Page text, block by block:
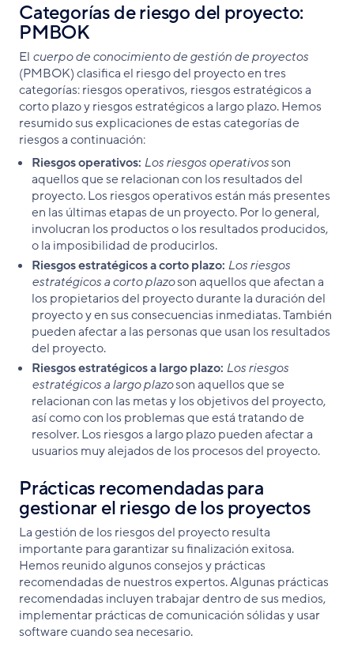
Categorías de riesgo del proyecto:
PMBOK
El cuerpo de conocimiento de gestión de proyectos
(PMBOK) clasifica el riesgo del proyecto en tres
categorías: riesgos operativos, riesgos estratégicos a
corto plazo y riesgos estratégicos a largo plazo. Hemos
resumido sus explicaciones de estas categorías de
riesgos a continuación:
Riesgos operativos: Los riesgos operativosson
aquellos que se relacionan con los resultados del
proyecto. Los riesgos operativos están más presentes
en las últimas etapas de un proyecto. Por lo general,
involucran los productos o los resultados producidos,
o la imposibilidad de producirlos.
Riesgos estratégicos a corto plazo: Los riesgos
estratégicos a corto plazoson aquellos que afectan a
los propietarios del proyecto durante la duración del
proyecto y en sus consecuencias inmediatas. También
pueden afectar a las personas que usan los resultados
del proyecto.
Riesgos estratégicos a largo plazo: Los riesgos
estratégicos a largo plazoson aquellos que se
relacionan con las metas y los objetivos del proyecto,
así como con los problemas que está tratando de
resolver. Los riesgos a largo plazo pueden afectar a
usuarios muy alejados de los procesos del proyecto.
Prácticas recomendadas para
gestionar el riesgo de los proyectos
La gestión de los riesgos del proyecto resulta
importante para garantizar su finalización exitosa.
Hemos reunido algunos consejos y prácticas
recomendadas de nuestros expertos. Algunas prácticas
recomendadas incluyen trabajar dentro de sus medios,
implementar prácticas de comunicación sólidas y usar
software cuando sea necesario.